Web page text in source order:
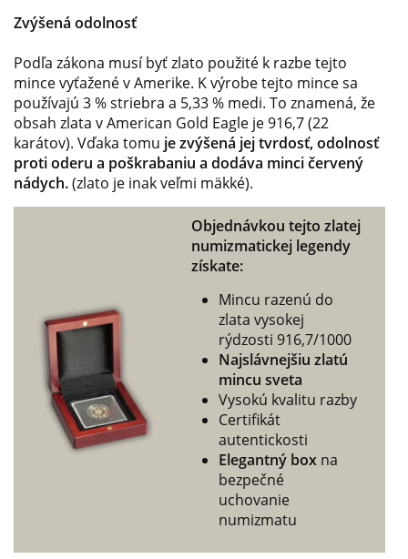
Zvýšená odolnosť
Podľa zákona musí byť zlato použité k razbe tejto
mince vyťažené v Amerike. K výrobe tejto mince sa
používajú 3 % striebra a 5,33 % medi. To znamená, že
obsah zlata v American Gold Eagle je 916,7 (22
karátov). Vďaka tomu je zvýšená jej tvrdosť, odolnosť
proti oderu a poškrabaniu a dodáva minci červený
nádych.(zlato je inak veľmi mäkké).
Objednávkou tejto zlatej
numizmatickej legendy
získate:
Mincu razenú do
zlata vysokej
rýdzosti 916,7/1000
Najslávnejšiu zlatú
mincu sveta
Vysokú kvalitu razby
Certifikát
autentickosti
Elegantný box na
bezpečné
uchovanie
numizmatu